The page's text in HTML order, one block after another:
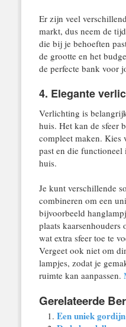
Er zijn veel
markt, dus neem de
die bij je behoeften
de grootte en het
de perfecte bank voor
4. Elegante
Verlichting is
huis. Het kan de sfeer
compleet maken.
past en die
huis.
Je kunt verschillende
combineren om een
bijvoorbeeld
plaats
wat extra sfeer toe te
Vergeet ook niet om
lampjes, zodat je
ruimte kan aanpassen.
Gerelateerde
Een uniek